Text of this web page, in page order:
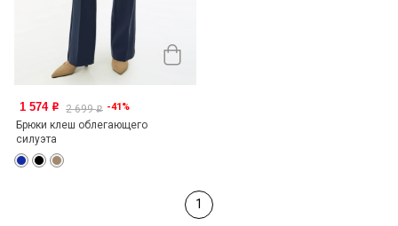
1 574 o 2 699o -41%
Брюки клеш облегающего
силуэта
1